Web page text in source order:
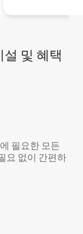
및 혜택
필요한 모든
요 없이 간편하